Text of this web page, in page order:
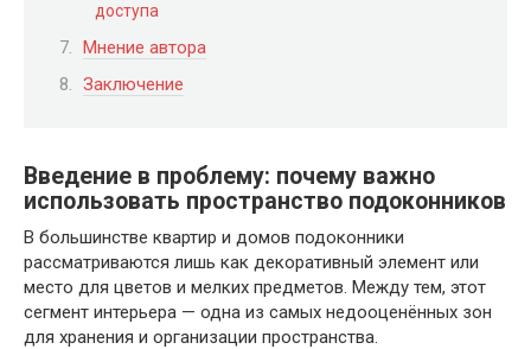
доступа
Мнение автора
Заключение
Введение в проблему: почему важно
использовать пространство подоконников
В большинстве квартир и домов подоконники
рассматриваются лишь как декоративный элемент или
место для цветов и мелких предметов. Между тем, этот
сегмент интерьера — одна из самых недооценённых зон
для хранения и организации пространства.